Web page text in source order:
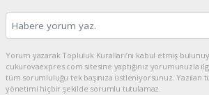
Yorum yazarak Topluluk Kuralları’nı kabul etmiş
cukurovaexpres.com sitesine yaptığınız yorumunuzla
tüm sorumluluğu tek başınıza üstleniyorsunuz. Yazılan
yönetimi hiçbir şekilde sorumlu tutulamaz.